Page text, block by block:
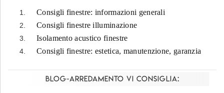
Consigli finestre: informazioni generali
Consigli finestre illuminazione
Isolamento acustico finestre
Consigli finestre: estetica, manutenzione, garanzia
Blog-Arredamento vi consiglia: